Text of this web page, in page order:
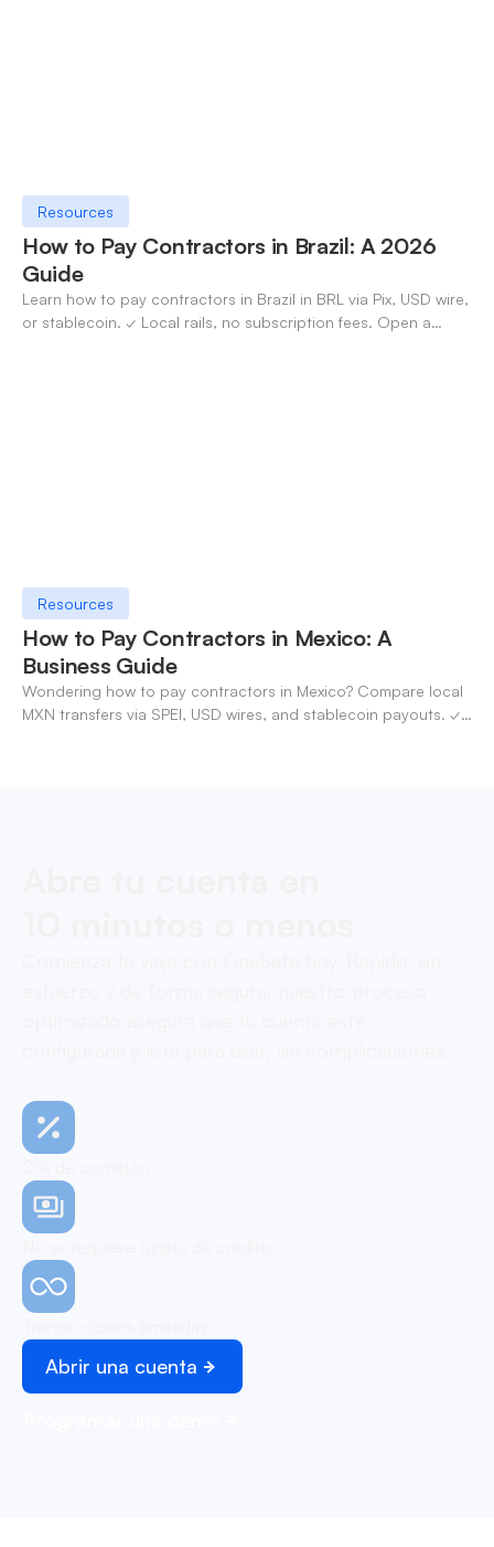
Resources
How to Pay Contractors in Brazil: A 2026
Guide
Learn how to pay contractors in Brazil in BRL via Pix, USD wire,
or stablecoin. ✓ Local rails, no subscription fees. Open a
Resources
How to Pay Contractors in Mexico: A
Business Guide
Wondering how to pay contractors in Mexico? Compare local
MXN transfers via SPEI, USD wires, and stablecoin payouts. ✓
Abrir una cuenta